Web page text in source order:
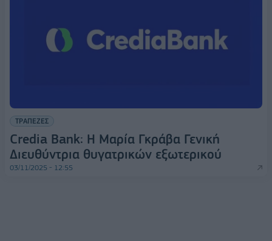
ΤΡΑΠΕΖΕΣ
Credia Bank: Η Μαρία Γκράβα Γενική
Διευθύντρια θυγατρικών εξωτερικού
03/11/2025 - 12:55